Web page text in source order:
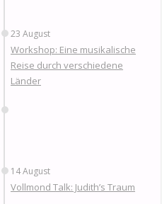
23 August
Workshop: Eine musikalische
Reise durch verschiedene
Länder
14 August
Vollmond Talk: Judith’s Traum